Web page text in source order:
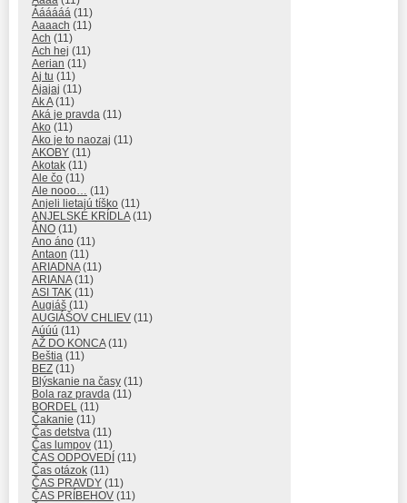
Áááááá (11)
Aaaach (11)
Ach (11)
Ach hej (11)
Aerian (11)
Aj tu (11)
Ajajaj (11)
Ak A(11)
Aká je pravda (11)
Ako (11)
Ako je to naozaj (11)
AKOBY (11)
Akotak (11)
Ale čo (11)
Ale nooo… (11)
Anjeli lietajú tíško (11)
ANJELSKÉ KRÍDLA(11)
ÁNO (11)
Ano áno (11)
Antaon (11)
ARIADNA(11)
ARIANA(11)
ASI TAK (11)
Augiáš (11)
AUGIÁŠOV CHLIEV (11)
Aúúú (11)
AŽ DO KONCA(11)
Beštia (11)
BEZ (11)
Blýskanie na časy (11)
Bola raz pravda (11)
BORDEL (11)
Čakanie (11)
Čas detstva (11)
Čas lumpov (11)
ČAS ODPOVEDÍ (11)
Čas otázok (11)
ČAS PRAVDY (11)
ČAS PRÍBEHOV (11)